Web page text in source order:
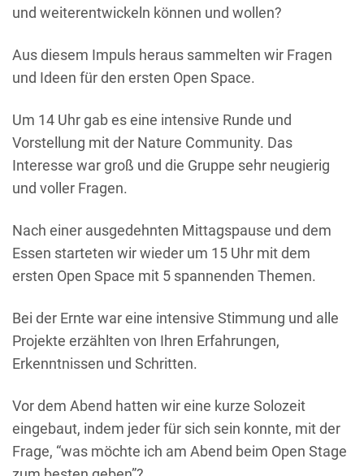
und weiterentwickeln können und wollen?
Aus diesem Impuls heraus sammelten wir Fragen
und Ideen für den ersten Open Space.
Um 14 Uhr gab es eine intensive Runde und
Vorstellung mit der Nature Community. Das
Interesse war groß und die Gruppe sehr neugierig
und voller Fragen.
Nach einer ausgedehnten Mittagspause und dem
Essen starteten wir wieder um 15 Uhr mit dem
ersten Open Space mit 5 spannenden Themen.
Bei der Ernte war eine intensive Stimmung und alle
Projekte erzählten von Ihren Erfahrungen,
Erkenntnissen und Schritten.
Vor dem Abend hatten wir eine kurze Solozeit
eingebaut, indem jeder für sich sein konnte, mit der
Frage, “was möchte ich am Abend beim Open Stage